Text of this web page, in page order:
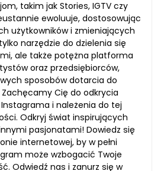
takim jak Stories, IGTV czy
ewoluuje, dostosowując
użytkowników i zmieniających
narzędzie do dzielenia się
ale także potężna platforma
oraz przedsiębiorców,
sposobów dotarcia do
Cię do odkrycia
Instagrama i należenia do tej
Odkryj świat inspirujących
pasjonatami! Dowiedz się
internetowej, by w pełni
może wzbogacić Twoje
Odwiedź nas i zanurz się w